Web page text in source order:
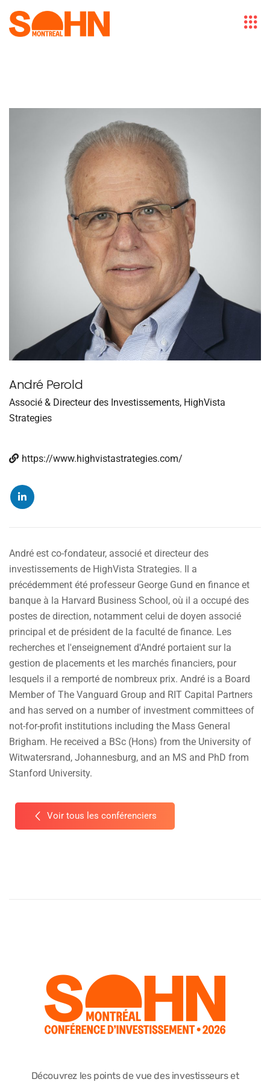
André Perold
Associé & Directeur des Investissements, HighVista
Strategies
https://www.highvistastrategies.com/
André est co-fondateur, associé et directeur des
investissements de HighVista Strategies. Il a
précédemment été professeur George Gund en finance et
banque à la Harvard Business School, où il a occupé des
postes de direction, notamment celui de doyen associé
principal et de président de la faculté de finance. Les
recherches et l'enseignement d'André portaient sur la
gestion de placements et les marchés financiers, pour
lesquels il a remporté de nombreux prix. André is a Board
Member of The Vanguard Group and RIT Capital Partners
and has served on a number of investment committees of
not-for-profit institutions including the Mass General
Brigham. He received a BSc (Hons) from the University of
Witwatersrand, Johannesburg, and an MS and PhD from
Stanford University.
Voir tous les conférenciers
Découvrez les points de vue des investisseurs et